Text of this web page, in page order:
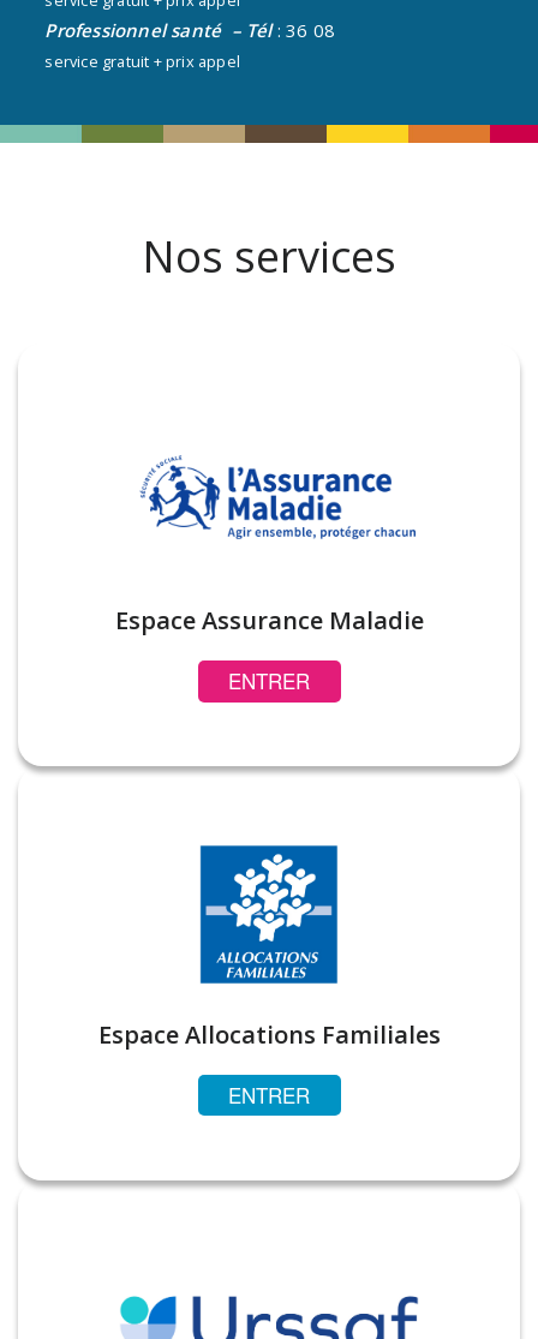
Professionnel santé – Tél: 36 08
service gratuit + prix appel
Nos services
Espace Assurance Maladie
ENTRER
Espace Allocations Familiales
ENTRER